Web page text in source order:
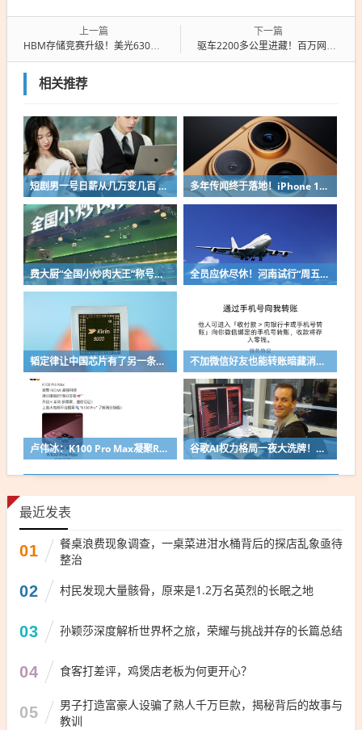
上一篇
HBM存储竞赛升级！美光6303亿元扩建日本广岛晶圆厂
下一篇
驱车2200多公里进藏！百万网红打车直达拉萨视频爆火：西藏官方奖励50万元
相关推荐
短剧男一号日薪从几万变几百 有人甚至愿意免费演 多年传闻终于落地！iPhone 18 Pro三大升级：可变光圈、缩小灵动岛、自研C2基带
费大厨“全国小炒肉大王”称号引争议：是线上比赛 仅凭视频和图片评出 全员应休尽休！河南试行“周五半天+周末+年假”模式挤上热搜 不能满足支付3倍工资
韬定律让中国芯片有了另一条路！华为首席科学家警告：英伟达等巨头将面临芯片性能瓶颈 不加微信好友也能转账暗藏消费隐患：发生消费纠纷时维权取证难
卢伟冰：K100 Pro Max凝聚REDMI最强科技！满分旗舰 谷歌AI权力格局一夜大洗牌！首席科学家杰夫·迪恩效力27年后离职创业
最近发表
01
餐桌浪费现象调查，一桌菜进泔水桶背后的探店乱象亟待
整治
02 村民发现大量骸骨，原来是1.2万名英烈的长眠之地
03 孙颖莎深度解析世界杯之旅，荣耀与挑战并存的长篇总结
04 食客打差评，鸡煲店老板为何更开心？
05
男子打造富豪人设骗了熟人千万巨款，揭秘背后的故事与
教训